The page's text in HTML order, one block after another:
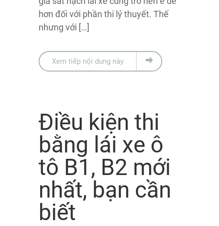
hơn đối với phần thi lý thuyết. Thế
nhưng với […]
Xem tiếp nội dung này
Điều kiện thi
bằng lái xe ô
tô B1, B2 mới
nhất, bạn cần
biết